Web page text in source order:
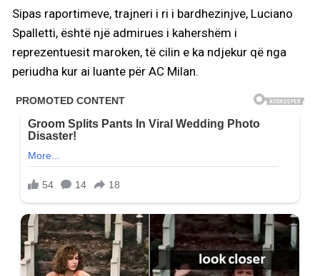
Sipas raportimeve, trajneri i ri i bardhezinjve, Luciano
Spalletti, është një admirues i kahershëm i
reprezentuesit maroken, të cilin e ka ndjekur që nga
periudha kur ai luante për AC Milan.